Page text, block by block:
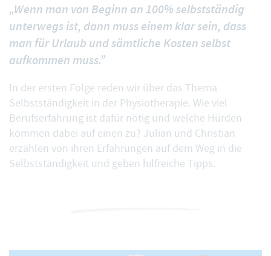
„Wenn man von Beginn an 100% selbstständig
unterwegs ist, dann muss einem klar sein, dass
man für Urlaub und sämtliche Kosten selbst
aufkommen muss.”
In der ersten Folge reden wir über das Thema
Selbstständigkeit in der Physiotherapie. Wie viel
Berufserfahrung ist dafür nötig und welche Hürden
kommen dabei auf einen zu? Julian und Christian
erzählen von ihren Erfahrungen auf dem Weg in die
Selbstständigkeit und geben hilfreiche Tipps.